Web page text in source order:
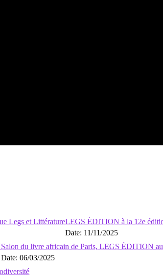
Legs et LittératureLEGS ÉDITION à la 12e
Date: 11/11/2025
Salon du livre africain de Paris, LEGS ÉDITION
Date: 06/03/2025